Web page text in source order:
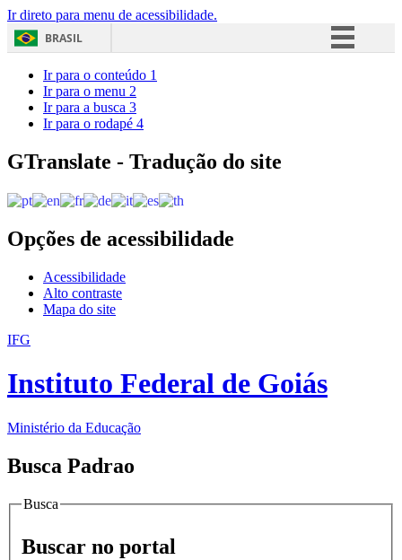
Ir direto para menu de acessibilidade.
BRASIL
Acesso à informação
Ir para o conteúdo 1
Ir para o menu 2
Ir para a busca 3
Ir para o rodapé 4
GTranslate - Tradução do site
Opções de acessibilidade
Acessibilidade
Alto contraste
Mapa do site
IFG
Instituto Federal de Goiás
Ministério da Educação
Busca Padrao
Busca
Buscar no portal